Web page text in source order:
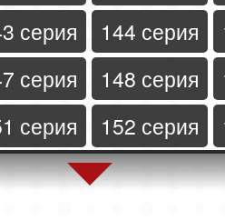
серия 144 серия
серия 148 серия
серия 152 серия
серия